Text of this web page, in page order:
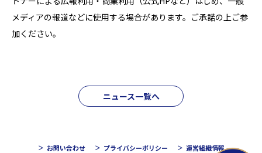
メディアの報道などに使用する場合があります。ご承諾の上ご参
加ください。
ニュース一覧へ
お問い合わせ プライバシーポリシー 運営組織情報